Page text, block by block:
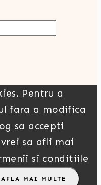
Pentru a
fara a modifica
sa accepti
sa afli mai
si conditiile
AFLA MAI MULTE